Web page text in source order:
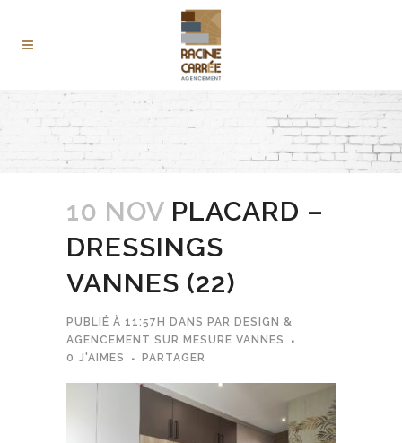
10 NOV PLACARD –
DRESSINGS
VANNES (22)
PUBLIÉ À 11:57H DANS PAR DESIGN &
AGENCEMENT SUR MESURE VANNES
0 J'AIMES PARTAGER